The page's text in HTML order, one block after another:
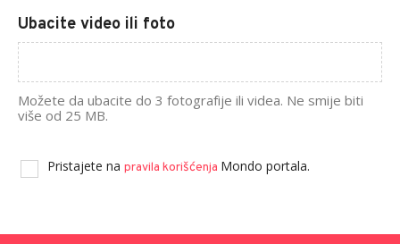
Ubacite video ili foto
Možete da ubacite do 3 fotografije ili videa. Ne smije biti
više od 25 MB.
Pristajete na pravila korišćenja Mondo portala.